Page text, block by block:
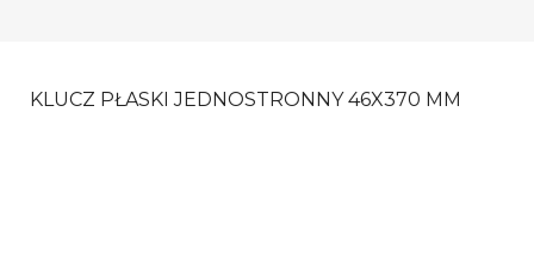
KLUCZ PŁASKI JEDNOSTRONNY 46X370 MM